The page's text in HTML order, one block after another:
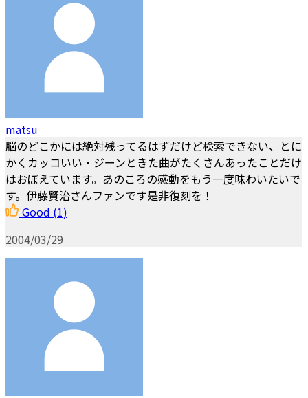
matsu
脳のどこかには絶対残ってるはずだけど検索できない、とに
かくカッコいい・ジーンときた曲がたくさんあったことだけ
はおぼえています。あのころの感動をもう一度味わいたいで
す。伊藤賢治さんファンです是非復刻を！
Good (1)
2004/03/29